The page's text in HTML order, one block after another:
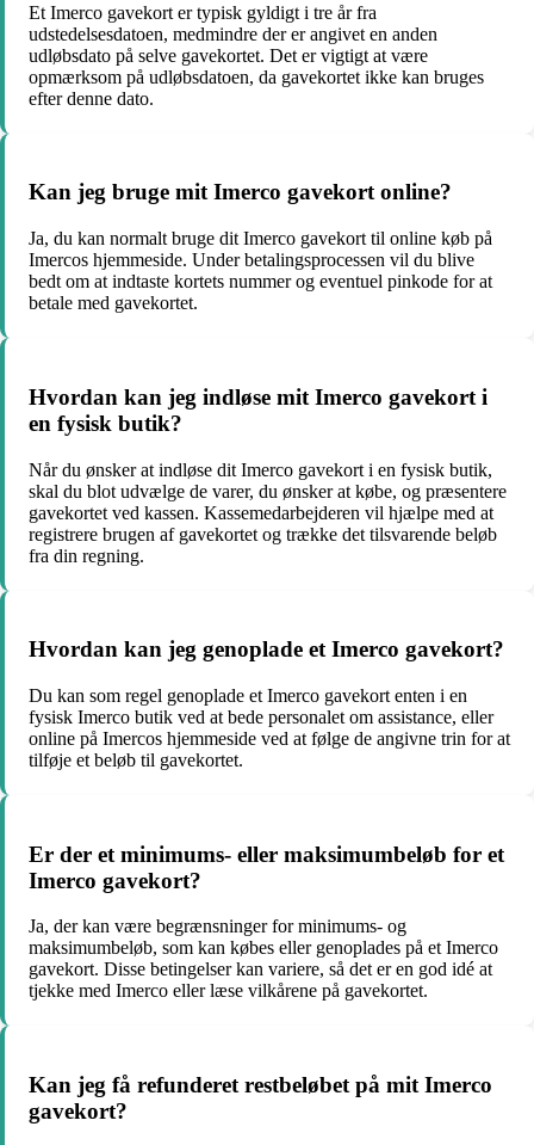
Et Imerco gavekort er typisk gyldigt i tre år fra
udstedelsesdatoen, medmindre der er angivet en anden
udløbsdato på selve gavekortet. Det er vigtigt at være
opmærksom på udløbsdatoen, da gavekortet ikke kan bruges
efter denne dato.
Kan jeg bruge mit Imerco gavekort online?
Ja, du kan normalt bruge dit Imerco gavekort til online køb på
Imercos hjemmeside. Under betalingsprocessen vil du blive
bedt om at indtaste kortets nummer og eventuel pinkode for at
betale med gavekortet.
Hvordan kan jeg indløse mit Imerco gavekort i
en fysisk butik?
Når du ønsker at indløse dit Imerco gavekort i en fysisk butik,
skal du blot udvælge de varer, du ønsker at købe, og præsentere
gavekortet ved kassen. Kassemedarbejderen vil hjælpe med at
registrere brugen af gavekortet og trække det tilsvarende beløb
fra din regning.
Hvordan kan jeg genoplade et Imerco gavekort?
Du kan som regel genoplade et Imerco gavekort enten i en
fysisk Imerco butik ved at bede personalet om assistance, eller
online på Imercos hjemmeside ved at følge de angivne trin for at
tilføje et beløb til gavekortet.
Er der et minimums- eller maksimumbeløb for et
Imerco gavekort?
Ja, der kan være begrænsninger for minimums- og
maksimumbeløb, som kan købes eller genoplades på et Imerco
gavekort. Disse betingelser kan variere, så det er en god idé at
tjekke med Imerco eller læse vilkårene på gavekortet.
Kan jeg få refunderet restbeløbet på mit Imerco
gavekort?